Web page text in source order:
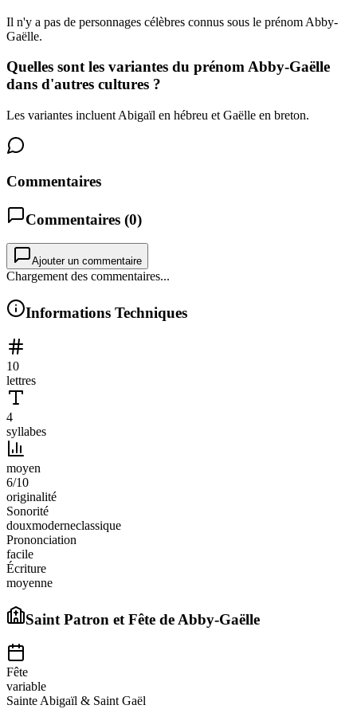
Il n'y a pas de personnages célèbres connus sous le prénom Abby-
Gaëlle.
Quelles sont les variantes du prénom Abby-Gaëlle
dans d'autres cultures ?
Les variantes incluent Abigaïl en hébreu et Gaëlle en breton.
Commentaires
Commentaires (0)
Ajouter un commentaire
Chargement des commentaires...
Informations Techniques
10
lettres
4
syllabes
moyen
6/10
originalité
Sonorité
douxmoderneclassique
Prononciation
facile
Écriture
moyenne
Saint Patron et Fête de Abby-Gaëlle
Fête
variable
Sainte Abigaïl & Saint Gaël